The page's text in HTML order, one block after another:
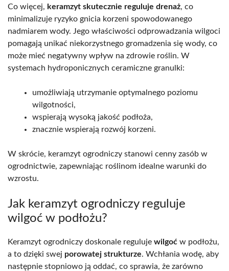
Co więcej, keramzyt skutecznie reguluje drenaż, co
minimalizuje ryzyko gnicia korzeni spowodowanego
nadmiarem wody. Jego właściwości odprowadzania wilgoci
pomagają unikać niekorzystnego gromadzenia się wody, co
może mieć negatywny wpływ na zdrowie roślin. W
systemach hydroponicznych ceramiczne granulki:
umożliwiają utrzymanie optymalnego poziomu
wilgotności,
wspierają wysoką jakość podłoża,
znacznie wspierają rozwój korzeni.
W skrócie, keramzyt ogrodniczy stanowi cenny zasób w
ogrodnictwie, zapewniając roślinom idealne warunki do
wzrostu.
Jak keramzyt ogrodniczy reguluje
wilgoć w podłożu?
Keramzyt ogrodniczy doskonale reguluje wilgoć w podłożu,
a to dzięki swej porowatej strukturze. Wchłania wodę, aby
następnie stopniowo ją oddać, co sprawia, że zarówno